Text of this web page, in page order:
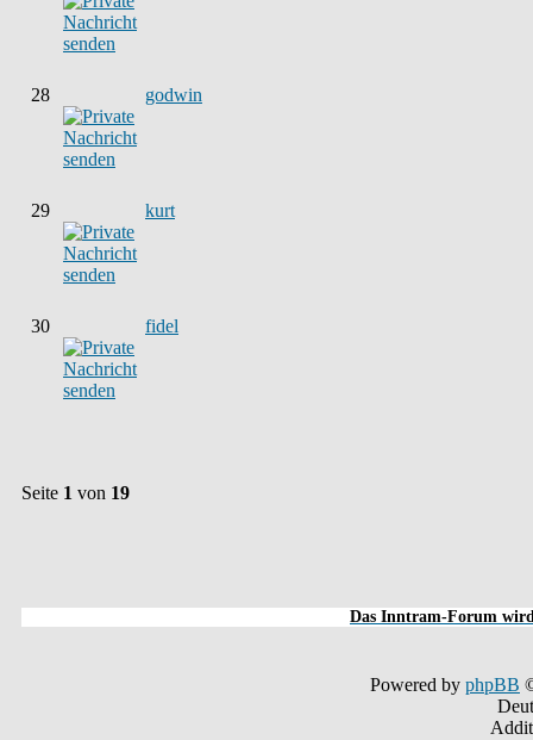
28 godwin
29 kurt
30 fidel
Seite 1 von 19
Das Inntram-Forum
Powered by phpBB